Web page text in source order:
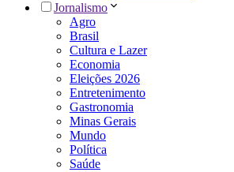
Jornalismo
Agro
Brasil
Cultura e Lazer
Economia
Eleições 2026
Entretenimento
Gastronomia
Minas Gerais
Mundo
Política
Saúde